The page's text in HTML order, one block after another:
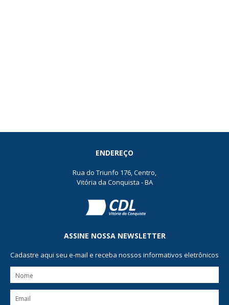
ENDEREÇO
Rua do Triunfo 176, Centro,
Vitória da Conquista - BA
ASSINE NOSSA NEWSLETTER
Cadastre aqui seu e-mail e receba nossos informativos eletrônicos